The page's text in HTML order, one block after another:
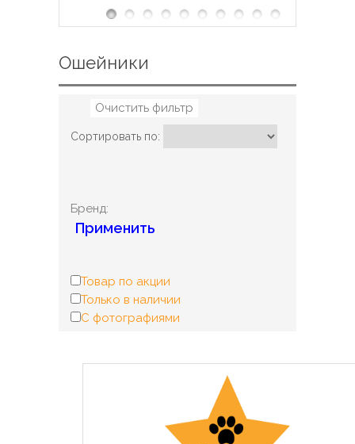
Ошейники
Очистить фильтр
Сортировать по:
Бренд:
Применить
Товар по акции
Только в наличии
С фотографиями